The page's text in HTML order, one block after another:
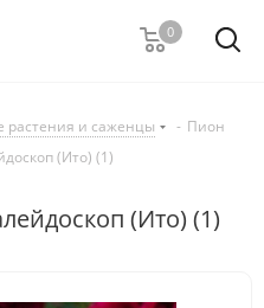
0
растения и саженцы - Пион
(Ито) (1)
(Ито) (1)